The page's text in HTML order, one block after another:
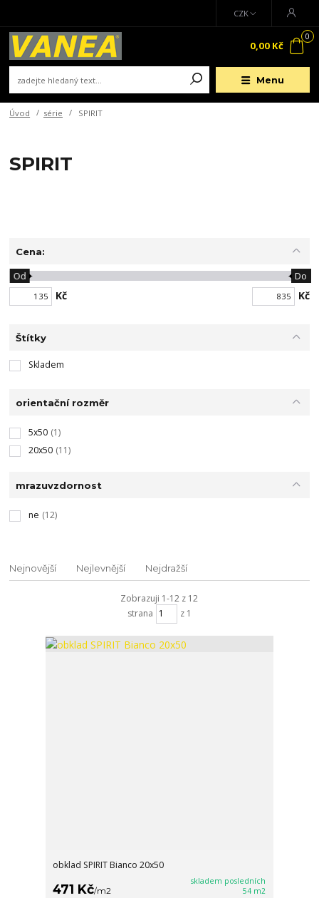
Menu
CZK
0
0,00 Kč
Úvod série SPIRIT
SPIRIT
Cena:
Kč
Od Do
Kč
Štítky
Skladem
orientační rozměr
5x50 (1)
20x50 (11)
mrazuvzdornost
ne (12)
Nejnovější Nejlevnější Nejdražší
Zobrazuji 1-12 z 12
strana
z 1
obklad SPIRIT Bianco 20x50
471 Kč/m2
skladem posledních
54 m2